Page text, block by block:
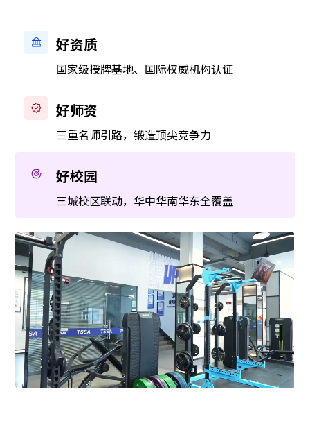
好资质
国家级授牌基地、国际权威机构认证
好师资
三重名师引路，锻造顶尖竞争力
好校园
三城校区联动，华中华南华东全覆盖